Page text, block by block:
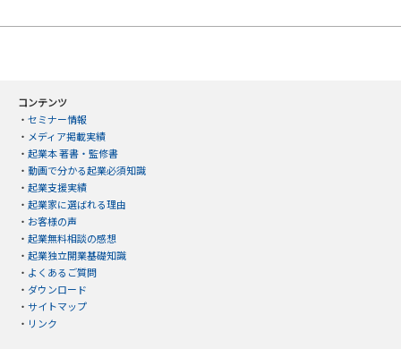
コンテンツ
・ セミナー情報
・ メディア掲載実績
・ 起業本 著書・監修書
・ 動画で分かる起業必須知識
・ 起業支援実績
・ 起業家に選ばれる理由
・ お客様の声
・ 起業無料相談の感想
・ 起業独立開業基礎知識
・ よくあるご質問
・ ダウンロード
・ サイトマップ
・ リンク